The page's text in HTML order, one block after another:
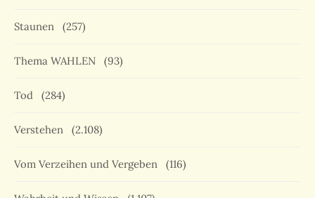
Staunen (257)
Thema WAHLEN (93)
Tod (284)
Verstehen (2.108)
Vom Verzeihen und Vergeben (116)